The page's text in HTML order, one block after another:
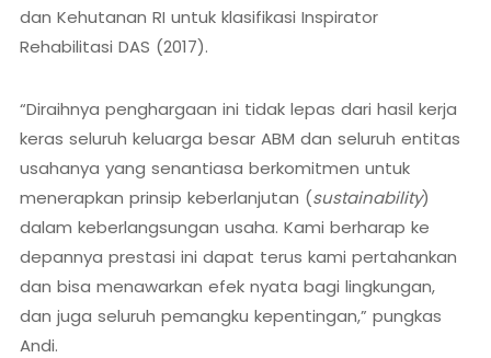
dan Kehutanan RI untuk klasifikasi Inspirator
Rehabilitasi DAS (2017).
“Diraihnya penghargaan ini tidak lepas dari hasil kerja
keras seluruh keluarga besar ABM dan seluruh entitas
usahanya yang senantiasa berkomitmen untuk
menerapkan prinsip keberlanjutan (sustainability)
dalam keberlangsungan usaha. Kami berharap ke
depannya prestasi ini dapat terus kami pertahankan
dan bisa menawarkan efek nyata bagi lingkungan,
dan juga seluruh pemangku kepentingan,” pungkas
Andi.